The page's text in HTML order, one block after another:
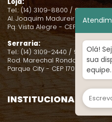
Tel.: (14) 3109-8800 / 99131-0631
Al. Joaquim Madureira, 2-38
Pq. Vista Alegre - CEP 17021-080
Serraria:
Tel.: (14) 3109-2440 / 99131-0635
Rod. Marechal Rondon, Km 345
Parque City - CEP 17021-080
INSTITUCIONAL
Olá!
sua
equipe.